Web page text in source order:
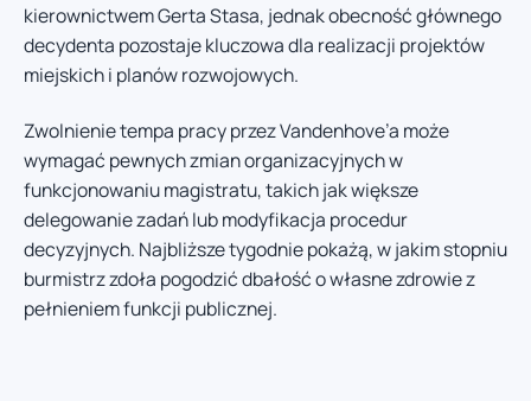
kierownictwem Gerta Stasa, jednak obecność głównego
decydenta pozostaje kluczowa dla realizacji projektów
miejskich i planów rozwojowych.
Zwolnienie tempa pracy przez Vandenhove’a może
wymagać pewnych zmian organizacyjnych w
funkcjonowaniu magistratu, takich jak większe
delegowanie zadań lub modyfikacja procedur
decyzyjnych. Najbliższe tygodnie pokażą, w jakim stopniu
burmistrz zdoła pogodzić dbałość o własne zdrowie z
pełnieniem funkcji publicznej.